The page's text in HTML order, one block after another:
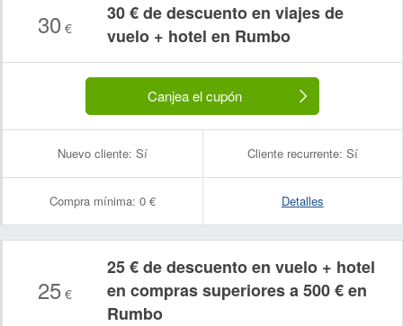
30 €
30 € de descuento en viajes de
vuelo + hotel en Rumbo
Canjea el cupón
Nuevo cliente: Sí Cliente recurrente: Sí
Compra mínima: 0 € Detalles
25€
25 € de descuento en vuelo + hotel
en compras superiores a 500 € en
Rumbo